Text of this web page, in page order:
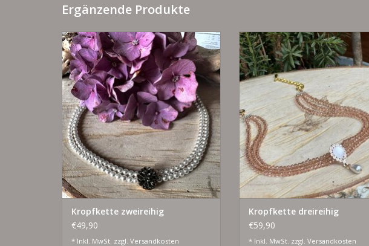
Ergänzende Produkte
Kropfkette zweireihig
nach Maß und Wunsch
ZUM WARENKORB HINZUFÜGEN
Kropfkette zweireihig
€49,90
* Inkl. MwSt. zzgl. Versandkosten
nach Maß und Wunsch
ZUM WARENKORB HINZUFÜGEN
Kropfkette dreireihig
€59,90
* Inkl. MwSt. zzgl. Versandkosten